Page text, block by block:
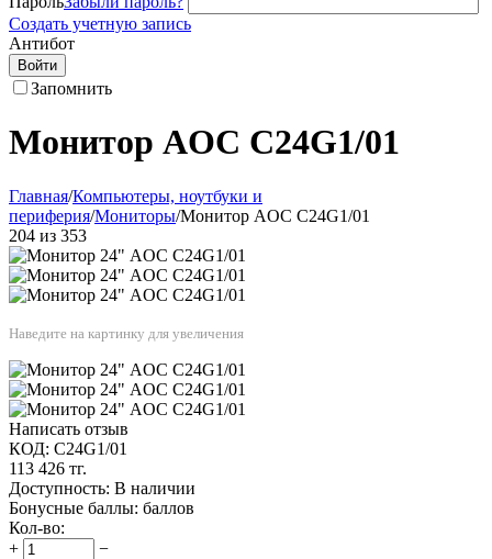
Создать учетную запись
Антибот
Войти
Запомнить
Монитор AOC C24G1/01
Главная/Компьютеры, ноутбуки и
периферия/Мониторы/Монитор AOC C24G1/01
204 из 353
Наведите на картинку для увеличения
Написать отзыв
КОД: C24G1/01
113 426 тг.
Доступность: В наличии
Бонусные баллы: баллов
Кол-во:
+
−